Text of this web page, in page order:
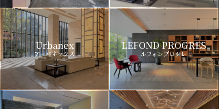
Urbanex
アーバネックス
LEFOND PROGRES
ルフォンプログレ